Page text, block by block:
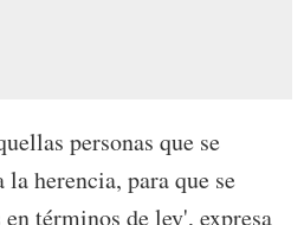
personas que se
la herencia, para que se
términos de ley', expresa